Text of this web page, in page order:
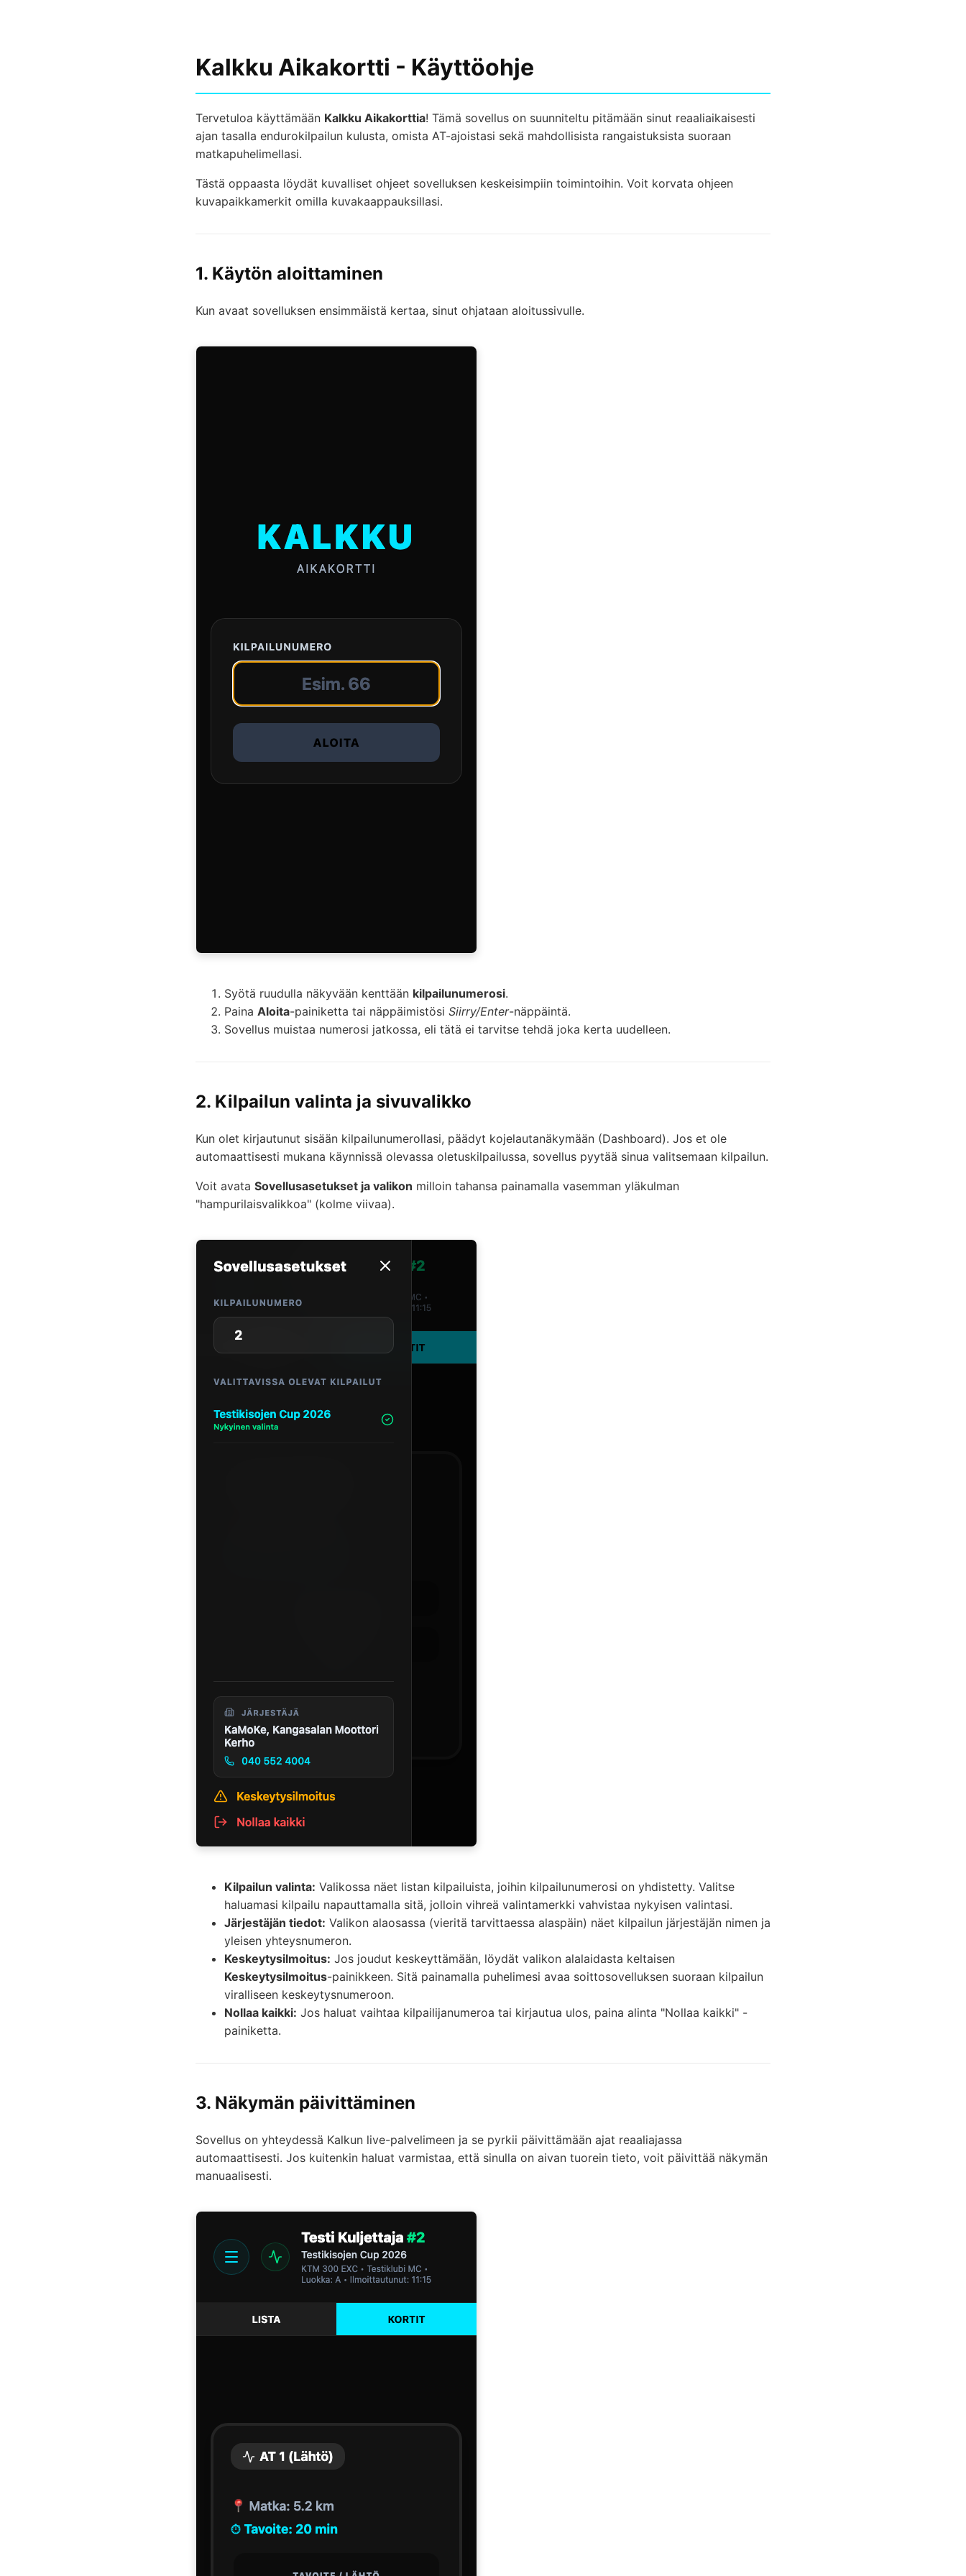
Kalkku Aikakortti - Käyttöohje
Tervetuloa käyttämään Kalkku Aikakorttia! Tämä sovellus on suunniteltu pitämään sinut reaaliaikaisesti
ajan tasalla endurokilpailun kulusta, omista AT-ajoistasi sekä mahdollisista rangaistuksista suoraan
matkapuhelimellasi.
Tästä oppaasta löydät kuvalliset ohjeet sovelluksen keskeisimpiin toimintoihin. Voit korvata ohjeen
kuvapaikkamerkit omilla kuvakaappauksillasi.
1. Käytön aloittaminen
Kun avaat sovelluksen ensimmäistä kertaa, sinut ohjataan aloitussivulle.
Syötä ruudulla näkyvään kenttään kilpailunumerosi.
Paina Aloita-painiketta tai näppäimistösi Siirry/Enter-näppäintä.
Sovellus muistaa numerosi jatkossa, eli tätä ei tarvitse tehdä joka kerta uudelleen.
2. Kilpailun valinta ja sivuvalikko
Kun olet kirjautunut sisään kilpailunumerollasi, päädyt kojelautanäkymään (Dashboard). Jos et ole
automaattisesti mukana käynnissä olevassa oletuskilpailussa, sovellus pyytää sinua valitsemaan kilpailun.
Voit avata Sovellusasetukset ja valikon milloin tahansa painamalla vasemman yläkulman
"hampurilaisvalikkoa" (kolme viivaa).
Kilpailun valinta: Valikossa näet listan kilpailuista, joihin kilpailunumerosi on yhdistetty. Valitse
haluamasi kilpailu napauttamalla sitä, jolloin vihreä valintamerkki vahvistaa nykyisen valintasi.
Järjestäjän tiedot: Valikon alaosassa (vieritä tarvittaessa alaspäin) näet kilpailun järjestäjän nimen ja
yleisen yhteysnumeron.
Keskeytysilmoitus: Jos joudut keskeyttämään, löydät valikon alalaidasta keltaisen
Keskeytysilmoitus-painikkeen. Sitä painamalla puhelimesi avaa soittosovelluksen suoraan kilpailun
viralliseen keskeytysnumeroon.
Nollaa kaikki: Jos haluat vaihtaa kilpailijanumeroa tai kirjautua ulos, paina alinta "Nollaa kaikki" -
painiketta.
3. Näkymän päivittäminen
Sovellus on yhteydessä Kalkun live-palvelimeen ja se pyrkii päivittämään ajat reaaliajassa
automaattisesti. Jos kuitenkin haluat varmistaa, että sinulla on aivan tuorein tieto, voit päivittää näkymän
manuaalisesti.